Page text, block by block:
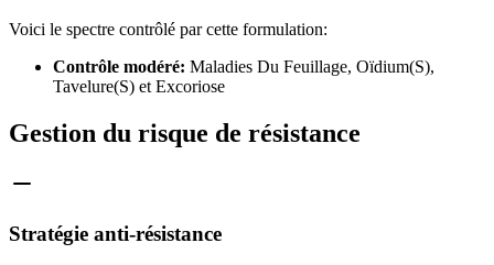
Voici le spectre contrôlé par cette formulation:
Contrôle modéré: Maladies Du Feuillage, Oïdium(S),
Tavelure(S) et Excoriose
Gestion du risque de résistance
Stratégie anti-résistance